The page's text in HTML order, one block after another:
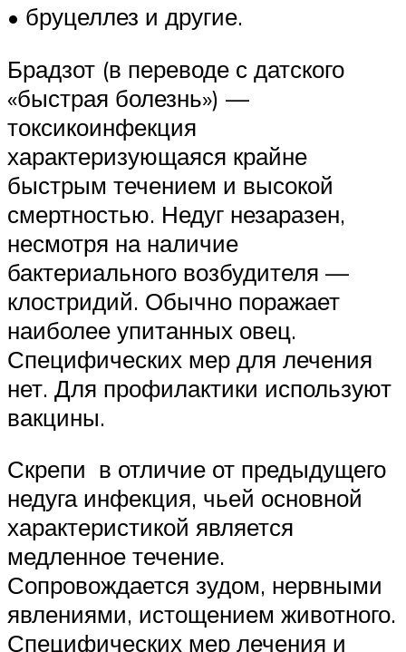
• бруцеллез и другие.
Брадзот (в переводе с датского
«быстрая болезнь») —
токсикоинфекция
характеризующаяся крайне
быстрым течением и высокой
смертностью. Недуг незаразен,
несмотря на наличие
бактериального возбудителя —
клостридий. Обычно поражает
наиболее упитанных овец.
Специфических мер для лечения
нет. Для профилактики используют
вакцины.
Скрепи в отличие от предыдущего
недуга инфекция, чьей основной
характеристикой является
медленное течение.
Сопровождается зудом, нервными
явлениями, истощением животного.
Специфических мер лечения и